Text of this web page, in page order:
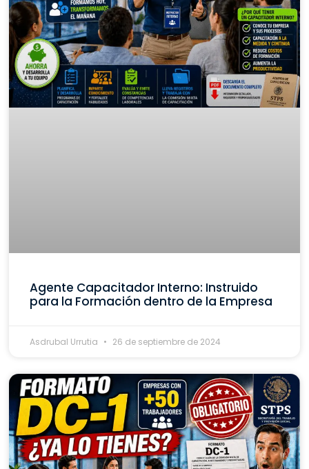
Agente Capacitador Interno: Instruido
para la Formación dentro de la Empresa
Asdrubal Urrutia 26 de septiembre de 2024